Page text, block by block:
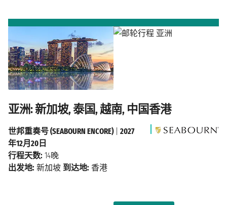
亚洲: 新加坡, 泰国, 越南, 中国香港
世邦重奏号 (SEABOURN ENCORE)| 2027
年12月20日
行程天数: 14晚
出发地: 新加坡 到达地: 香港